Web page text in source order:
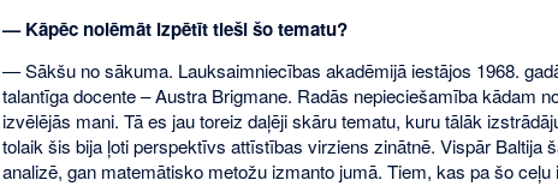
— Kāpēc nolēmāt izpētīt tieši šo tematu?
— Sākšu no sākuma. Lauksaimniecības akadēmijā iestājos 1968.
talantīga docente – Austra Brigmane. Radās nepieciešamība kādam
izvēlējās mani. Tā es jau toreiz daļēji skāru tematu, kuru tālāk
tolaik šis bija ļoti perspektīvs attīstības virziens zinātnē. Vispār
analizē, gan matemātisko metožu izmanto jumā. Tiem, kas pa šo